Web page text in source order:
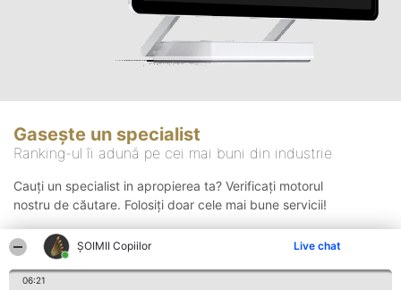
ȘOIMII Copiilor Live chat
06:21
Gasește un specialist
Ranking-ul îi adună pe cei mai buni din industrie
Cauți un specialist in apropierea ta? Verificați motorul
nostru de căutare. Folosiți doar cele mai bune servicii!